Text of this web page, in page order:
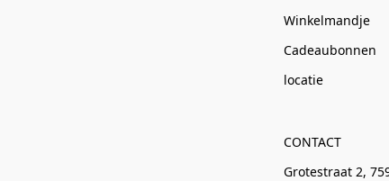
Winkelmandje
Cadeaubonnen
locatie
CONTACT
Grotestraat 2,